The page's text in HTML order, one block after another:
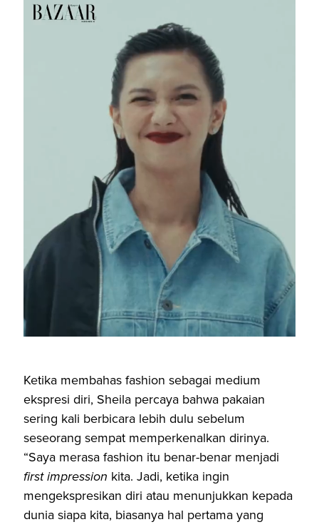
Ketika membahas fashion sebagai medium
ekspresi diri, Sheila percaya bahwa pakaian
sering kali berbicara lebih dulu sebelum
seseorang sempat memperkenalkan dirinya.
“Saya merasa fashion itu benar-benar menjadi
first impression kita. Jadi, ketika ingin
mengekspresikan diri atau menunjukkan kepada
dunia siapa kita, biasanya hal pertama yang